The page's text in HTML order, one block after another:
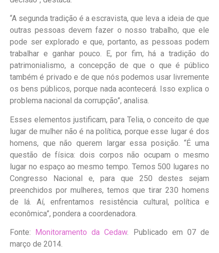
“A segunda tradição é a escravista, que leva a ideia de que
outras pessoas devem fazer o nosso trabalho, que ele
pode ser explorado e que, portanto, as pessoas podem
trabalhar e ganhar pouco. E, por fim, há a tradição do
patrimonialismo, a concepção de que o que é público
também é privado e de que nós podemos usar livremente
os bens públicos, porque nada acontecerá. Isso explica o
problema nacional da corrupção”, analisa.
Esses elementos justificam, para Telia, o conceito de que
lugar de mulher não é na política, porque esse lugar é dos
homens, que não querem largar essa posição. “É uma
questão de física: dois corpos não ocupam o mesmo
lugar no espaço ao mesmo tempo. Temos 500 lugares no
Congresso Nacional e, para que 250 destes sejam
preenchidos por mulheres, temos que tirar 230 homens
de lá. Aí, enfrentamos resistência cultural, política e
econômica”, pondera a coordenadora.
Fonte: Monitoramento da Cedaw. Publicado em 07 de
março de 2014.